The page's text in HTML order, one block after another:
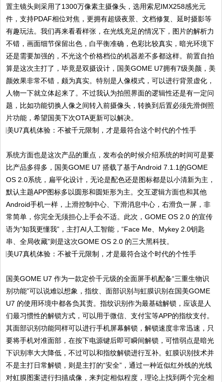
置主镜头则采用了1300万像素主摄像头，选用索尼IMX258感光元
件，支持PDAF相位对焦，更拥有超级夜景、文档修复、延时摄影等
有趣玩法。我们再来看看样张，在光线充足的情况下，图片的解析力
不错，画面细节保留出色，白平衡准确，色彩比较真实，暗光环境下
还是需要加强的，不光这个价格档位的机器差不多都这样。前置自拍
算是这次主打了，毕竟是双摄设计，国美GOME U7拥有7级美颜，美
颜效果非常不错，颇为真实。特别是人像模式，可以进行背景虚化，
人物一下就立体起来了。不过我认为拍照界面的逻辑性还是有一定问
题，比如功能切换人像之间转入前摄像头，转换到后置必须先滑倒照
片功能，希望国美下次OTA更新可以解决。
系统方面也是这次产品的重点，发布会的时候介绍系统的时间可是要
比产品多得多，国美GOME U7 搭载了基于Android 7.1.1的GOME
OS 2.0系统，扁平化设计，无论是配色还是图标都是以小清新为主，
默认主题APP图标多以圆形和圆矩形为主。交互逻辑方面也和其他
Android手机一样，上滑控制中心、下滑消息中心，右滑负一屏，非
常简单，你完全无须担心上手会不适。此次，GOME OS 2.0 的宣传
语为“知我更懂我”，主打AI人工智能，“Face Me、Mykey 2.0钥匙
串、全局收藏”则是这次GOME OS 2.0 的三大黑科技。
国美GOME U7 作为一款定价千元级的全面屏手机配备“三重生物识
别功能”可以说难以想象，指纹、面部识别与虹膜识别在国美GOME
U7 的使用环境中都各负其责。指纹识别作为最基础解锁，应该是人
们最习惯性的解锁方式，可以用于微信、支付宝等APP的指纹支付。
其面部识别功能同样可以进行手机屏幕解锁，解锁速度非常迅速，只
要将手机对准面部，在按下电源键后即可瞬间解锁，可惜弱点是暗光
下识别率大大降低，不过可以和指纹解锁进行互补。虹膜识别技术并
不是主打日常解锁，则是主打的“安全”，通过一种近似红外线的光线
对虹膜图案进行扫描成像，来判定相似程度，理论上找到两个完全相